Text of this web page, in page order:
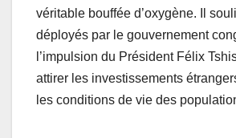
véritable bouffée d’oxygène. Il
déployés par le gouvernement
l’impulsion du Président Félix
attirer les investissements
les conditions de vie des